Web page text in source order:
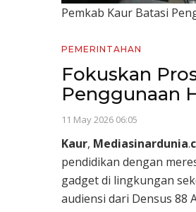
Pemkab Kaur Batasi
PEMERINTAHAN
Fokuskan
Penggunaan
11 May 2026 06:05
Kaur, Mediasinardunia.
pendidikan dengan
gadget di lingkungan
audiensi dari Densus 88